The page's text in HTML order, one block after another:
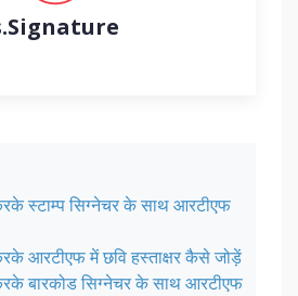
स्टाम्प सिग्नेचर के साथ आरटीएफ
आरटीएफ में छवि हस्ताक्षर कैसे जोड़ें
बारकोड सिग्नेचर के साथ आरटीएफ